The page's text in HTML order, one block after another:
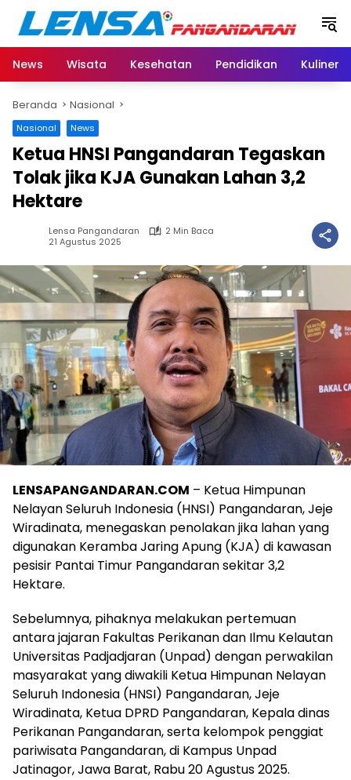
Langsung
konten
News
Wisata Kesehatan Pendidikan Kuliner
Beranda Nasional
Nasional News
Ketua HNSI Pangandaran Tegaskan
Tolak jika KJA Gunakan Lahan 3,2
Hektare
Lensa Pangandaran
2 Min Baca
21 Agustus 2025
LENSAPANGANDARAN.COM – Ketua Himpunan
Nelayan Seluruh Indonesia (HNSI) Pangandaran, Jeje
Wiradinata, menegaskan penolakan jika lahan yang
digunakan Keramba Jaring Apung (KJA) di kawasan
pesisir Pantai Timur Pangandaran sekitar 3,2
Hektare.
Sebelumnya, pihaknya melakukan pertemuan
antara jajaran Fakultas Perikanan dan Ilmu Kelautan
Universitas Padjadjaran (Unpad) dengan perwakilan
masyarakat yang diwakili Ketua Himpunan Nelayan
Seluruh Indonesia (HNSI) Pangandaran, Jeje
Wiradinata, Ketua DPRD Pangandaran, Kepala dinas
Perikanan Pangandaran, serta kelompok penggiat
pariwisata Pangandaran, di Kampus Unpad
Jatinagor, Jawa Barat, Rabu 20 Agustus 2025.